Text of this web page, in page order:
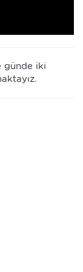
günde iki